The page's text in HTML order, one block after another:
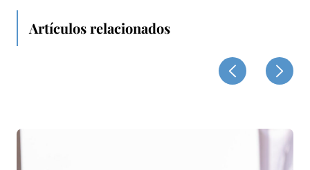
Artículos relacionados